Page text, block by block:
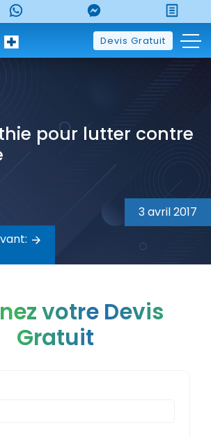
Devis Gratuit
pour lutter contre
3 avril 2017
votre Devis
Gratuit